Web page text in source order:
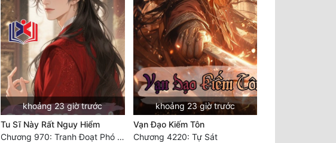
khoảng 23 giờ trước
Tu Sĩ Này Rất Nguy Hiểm
Chương 970: Tranh Đoạt Phó Cung Chủ
khoảng 23 giờ trước
Vạn Đạo Kiếm Tôn
Chương 4220: Tự Sát